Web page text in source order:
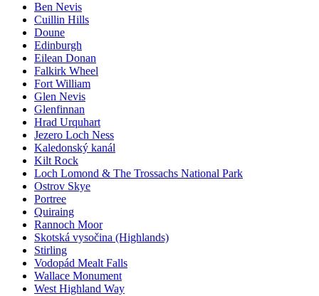
Ben Nevis
Cuillin Hills
Doune
Edinburgh
Eilean Donan
Falkirk Wheel
Fort William
Glen Nevis
Glenfinnan
Hrad Urquhart
Jezero Loch Ness
Kaledonský kanál
Kilt Rock
Loch Lomond & The Trossachs National Park
Ostrov Skye
Portree
Quiraing
Rannoch Moor
Skotská vysočina (Highlands)
Stirling
Vodopád Mealt Falls
Wallace Monument
West Highland Way